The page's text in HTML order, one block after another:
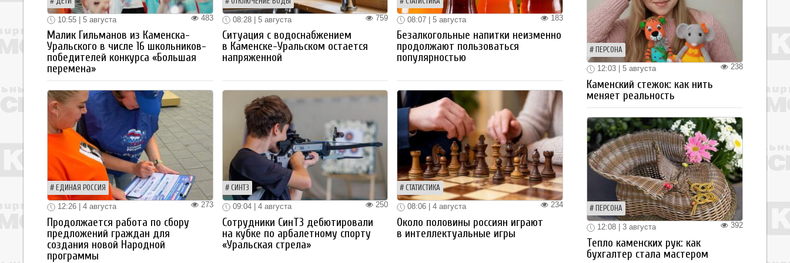
483
10:55 | 5 августа
Малик Гильманов из Каменска-
Уральского в числе 16 школьников-
победителей конкурса «Большая
перемена»
759
08:28 | 5 августа
Ситуация с водоснабжением
в Каменске-Уральском остается
напряженной
183
08:07 | 5 августа
Безалкогольные напитки неизменно
продолжают пользоваться
популярностью
ЕДИНАЯ РОССИЯ
273
12:26 | 4 августа
Продолжается работа по сбору
предложений граждан для
создания новой Народной
программы
СИНТЗ
250
09:04 | 4 августа
Сотрудники СинТЗ дебютировали
на кубке по арбалетному спорту
«Уральская стрела»
СТАТИСТИКА
234
08:06 | 4 августа
Около половины россиян играют
в интеллектуальные игры
ПЕРСОНА
238
12:03 | 5 августа
Каменский стежок: как нить
меняет реальность
ПЕРСОНА
392
12:08 | 3 августа
Тепло каменских рук: как
бухгалтер стала мастером